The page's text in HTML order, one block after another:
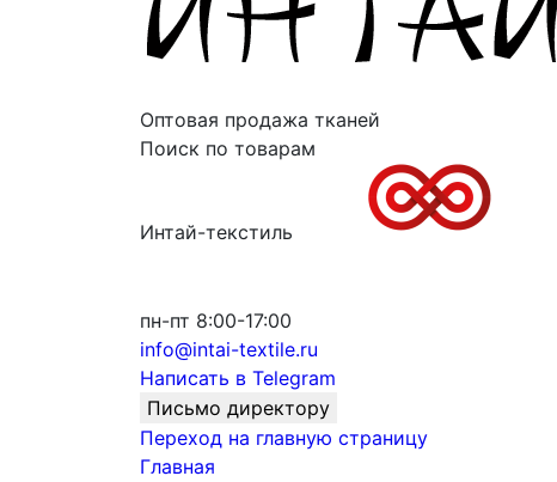
Оптовая продажа тканей
Поиск по товарам
Интай-текстиль
пн-пт 8:00-17:00
info@intai-textile.ru
Написать в Telegram
Письмо директору
Переход на главную страницу
Главная